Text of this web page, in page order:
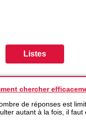
chercher
de réponses est
autant à la fois, il